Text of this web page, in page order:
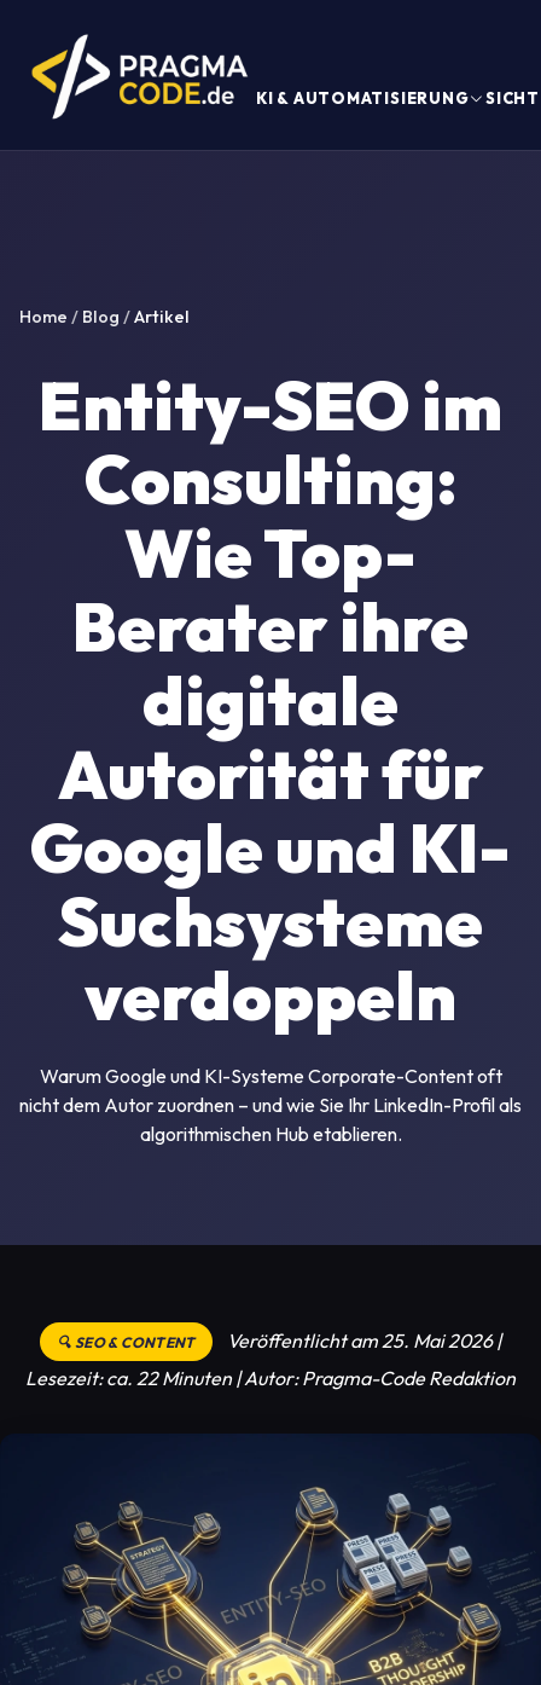
KI & AUTOMATISIERUNG
Home / Blog /Artikel
Entity-SEO im
Consulting:
Wie Top-
Berater ihre
digitale
Autorität für
Google und KI-
Suchsysteme
verdoppeln
Warum Google und KI-Systeme Corporate-Content oft
nicht dem Autor zuordnen – und wie Sie Ihr LinkedIn-Profil als
algorithmischen Hub etablieren.
🔍 SEO & CONTENT
Veröffentlicht am 25. Mai 2026 |
Lesezeit: ca. 22 Minuten | Autor: Pragma-Code Redaktion